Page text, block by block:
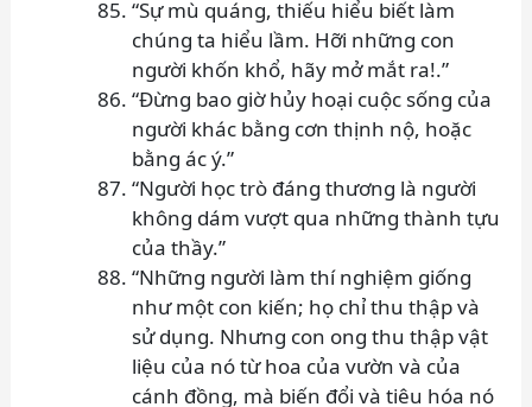
“Sự mù quáng, thiếu hiểu biết làm
chúng ta hiểu lầm. Hỡi những con
người khốn khổ, hãy mở mắt ra!.”
“Đừng bao giờ hủy hoại cuộc sống của
người khác bằng cơn thịnh nộ, hoặc
bằng ác ý.”
“Người học trò đáng thương là người
không dám vượt qua những thành tựu
của thầy.”
“Những người làm thí nghiệm giống
như một con kiến; họ chỉ thu thập và
sử dụng. Nhưng con ong thu thập vật
liệu của nó từ hoa của vườn và của
cánh đồng, mà biến đổi và tiêu hóa nó